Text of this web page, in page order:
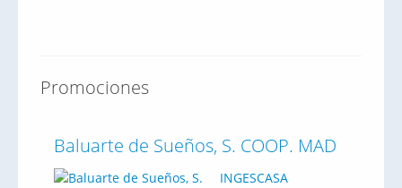
Promociones
Baluarte de Sueños, S. COOP. MAD
INGESCASA